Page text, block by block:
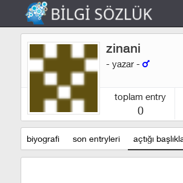
zinani
- yazar -
toplam entry
0
biyografi son entryleri açtığı